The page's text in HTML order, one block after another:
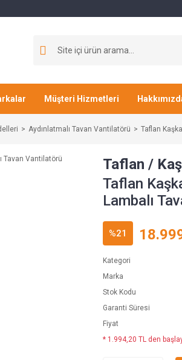
Müşteri Hizmetleri
Aydınlatmalı Tavan Vantilatörü Taflan
Taflan /
Taflan
Lambalı
%21
Kategori
Marka
Stok Kodu
Garanti Süresi
Fiyat
* 1.994,20 TL den